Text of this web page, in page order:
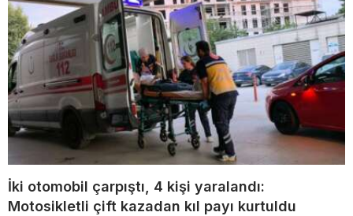
İki otomobil çarpıştı, 4 kişi yaralandı:
Motosikletli çift kazadan kıl payı kurtuldu